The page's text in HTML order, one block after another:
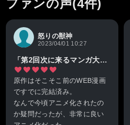
ファンの声(4件)
怒りの獣神
2023/04/01 10:27
「第2回次に来るマンガ大賞（2015年）」Webマンガ部門第1位
原作はそこそこ前のWEB漫画
ですでに完結済み。
なんで今頃アニメ化されたの
か疑問だったが、非常に良い